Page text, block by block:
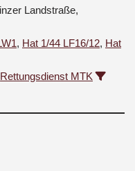
Landstraße,
, Hat 1/44 LF16/12, Hat
Rettungsdienst MTK